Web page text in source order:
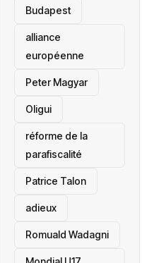
Budapest
alliance
européenne
Peter Magyar
Oligui
réforme de la
parafiscalité
Patrice Talon
adieux
Romuald Wadagni